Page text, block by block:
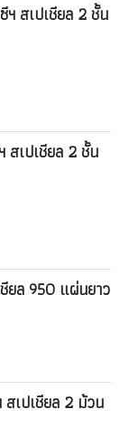
สเปเชียล 2 ชั้น
สเปเชียล 2 ชั้น
ยล 950 แผ่นยาว
สเปเชียล 2 ม้วน